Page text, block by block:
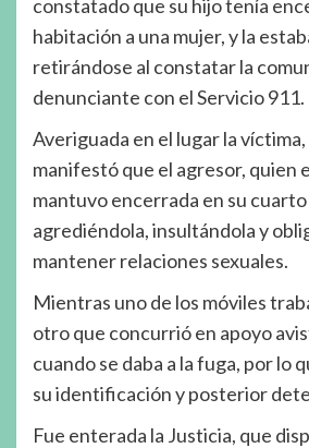
constatado que su hijo tenía
habitación a una mujer, y la
retirándose al constatar la
denunciante con el Servicio 911.
Averiguada en el lugar la víctima,
manifestó que el agresor, quien
mantuvo encerrada en su cuarto
agrediéndola, insultándola y
mantener relaciones sexuales.
Mientras uno de los móviles
otro que concurrió en apoyo
cuando se daba a la fuga, por lo
su identificación y posterior
Fue enterada la Justicia, que